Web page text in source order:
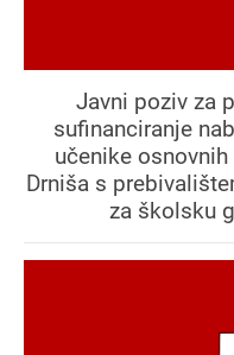
Javni poziv za
sufinanciranje
učenike
Drniša s
za školsku